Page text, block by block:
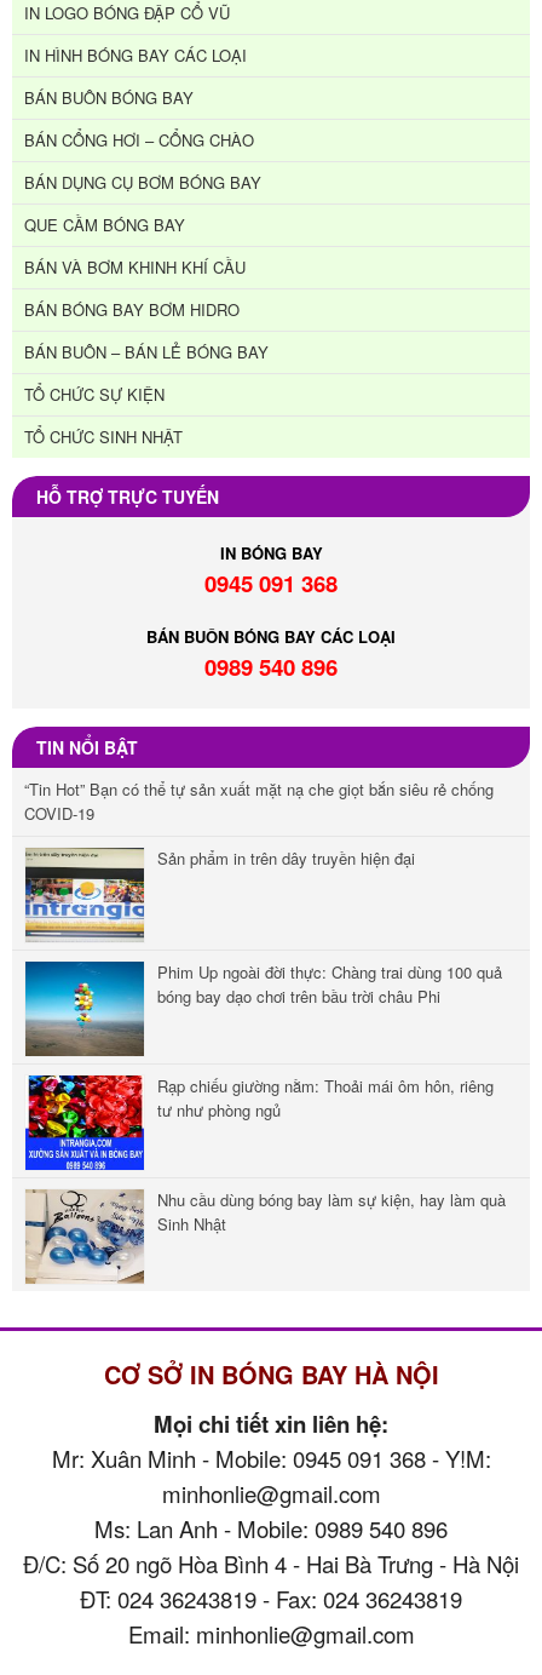
IN LOGO BÓNG ĐẬP CỔ VŨ
IN HÌNH BÓNG BAY CÁC LOẠI
BÁN BUÔN BÓNG BAY
BÁN CỔNG HƠI – CỔNG CHÀO
BÁN DỤNG CỤ BƠM BÓNG BAY
QUE CẦM BÓNG BAY
BÁN VÀ BƠM KHINH KHÍ CẦU
BÁN BÓNG BAY BƠM HIDRO
BÁN BUÔN – BÁN LẺ BÓNG BAY
TỔ CHỨC SỰ KIỆN
TỔ CHỨC SINH NHẬT
HỖ TRỢ TRỰC TUYẾN
IN BÓNG BAY
0945 091 368
BÁN BUÔN BÓNG BAY CÁC LOẠI
0989 540 896
TIN NỔI BẬT
“Tin Hot” Bạn có thể tự sản xuất mặt nạ che giọt bắn siêu rẻ chống
COVID-19
Sản phẩm in trên dây truyền hiện đại
Phim Up ngoài đời thực: Chàng trai dùng 100 quả
bóng bay dạo chơi trên bầu trời châu Phi
Rạp chiếu giường nằm: Thoải mái ôm hôn, riêng
tư như phòng ngủ
Nhu cầu dùng bóng bay làm sự kiện, hay làm quà
Sinh Nhật
CƠ SỞ IN BÓNG BAY HÀ NỘI
Mọi chi tiết xin liên hệ:
Mr: Xuân Minh - Mobile: 0945 091 368 - Y!M:
minhonlie@gmail.com
Ms: Lan Anh - Mobile: 0989 540 896
Đ/C: Số 20 ngõ Hòa Bình 4 - Hai Bà Trưng - Hà Nội
ĐT: 024 36243819 - Fax: 024 36243819
Email: minhonlie@gmail.com